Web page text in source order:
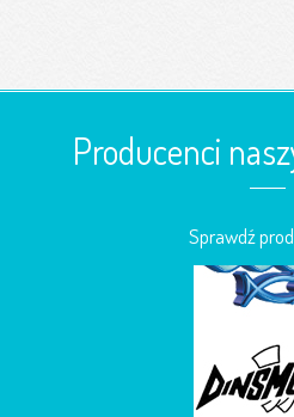
Producenci
Sprawdź